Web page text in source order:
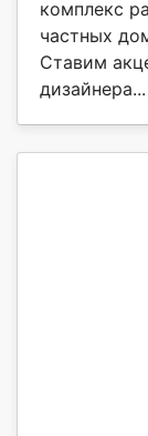
комплекс
частных
Ставим
дизайнера...